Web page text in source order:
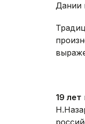
Дании
19 лет